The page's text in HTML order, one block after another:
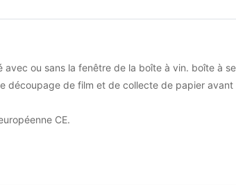
ou sans la fenêtre de la boîte à vin. boîte à
découpage de film et de collecte de papier avant
CE.